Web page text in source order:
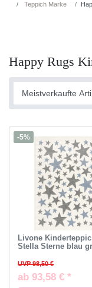
Teppich Marke
Happy Rugs
-5%
Livone
Stella Sterne blau
UVP 98,50 €
ab 93,58 € *